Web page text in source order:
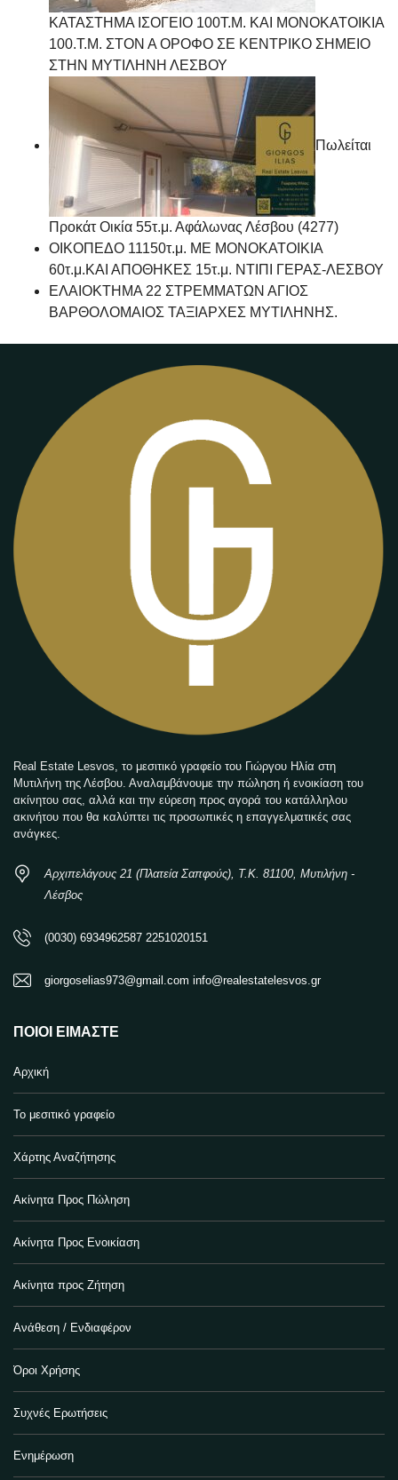
ΚΑΤΑΣΤΗΜΑ ΙΣΟΓΕΙΟ 100Τ.Μ. ΚΑΙ ΜΟΝΟΚΑΤΟΙΚΙΑ
100.Τ.Μ. ΣΤΟΝ Α ΟΡΟΦΟ ΣΕ ΚΕΝΤΡΙΚΟ ΣΗΜΕΙΟ
ΣΤΗΝ ΜΥΤΙΛΗΝΗ ΛΕΣΒΟΥ
Πωλείται
Προκάτ Οικία 55τ.μ. Αφάλωνας Λέσβου (4277)
ΟΙΚΟΠΕΔΟ 11150τ.μ. ΜΕ ΜΟΝΟΚΑΤΟΙΚΙΑ
60τ.μ.ΚΑΙ ΑΠΟΘΗΚΕΣ 15τ.μ. ΝΤΙΠΙ ΓΕΡΑΣ-ΛΕΣΒΟΥ
ΕΛΑΙΟΚΤΗΜΑ 22 ΣΤΡΕΜΜΑΤΩΝ ΑΓΙΟΣ
ΒΑΡΘΟΛΟΜΑΙΟΣ ΤΑΞΙΑΡΧΕΣ ΜΥΤΙΛΗΝΗΣ.
Real Estate Lesvos, το μεσιτικό γραφείο του Γιώργου Ηλία στη
Μυτιλήνη της Λέσβου. Αναλαμβάνουμε την πώληση ή ενοικίαση του
ακίνητου σας, αλλά και την εύρεση προς αγορά του κατάλληλου
ακινήτου που θα καλύπτει τις προσωπικές η επαγγελματικές σας
ανάγκες.
Αρχιπελάγους 21 (Πλατεία Σαπφούς), Τ.Κ. 81100, Μυτιλήνη -
Λέσβος
(0030) 6934962587 2251020151
giorgoselias973@gmail.com info@realestatelesvos.gr
ΠΟΙΟΙ ΕΊΜΑΣΤΕ
Αρχική
Το μεσιτικό γραφείο
Χάρτης Αναζήτησης
Ακίνητα Προς Πώληση
Ακίνητα Προς Ενοικίαση
Ακίνητα προς Ζήτηση
Ανάθεση / Ενδιαφέρον
Όροι Χρήσης
Συχνές Ερωτήσεις
Ενημέρωση